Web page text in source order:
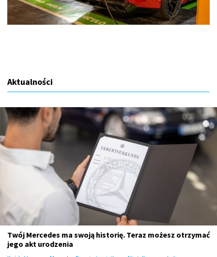
Aktualności
Twój Mercedes ma swoją historię. Teraz możesz otrzymać
jego akt urodzenia